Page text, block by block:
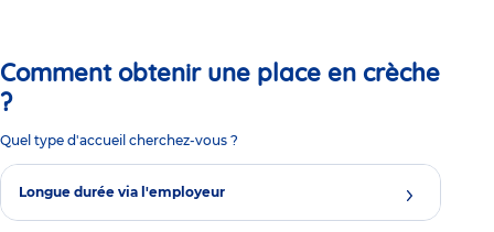
Comment obtenir une place en crèche
?
Quel type d'accueil cherchez-vous ?
Longue durée via l'employeur